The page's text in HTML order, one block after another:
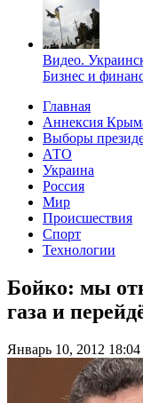
Видео.
Бизнес и
Главная
Аннексия
Выборы
АТО
Украина
Россия
Мир
Происшествия
Спорт
Технологии
Бойко: мы
газа и
Январь 10, 2012 18:04